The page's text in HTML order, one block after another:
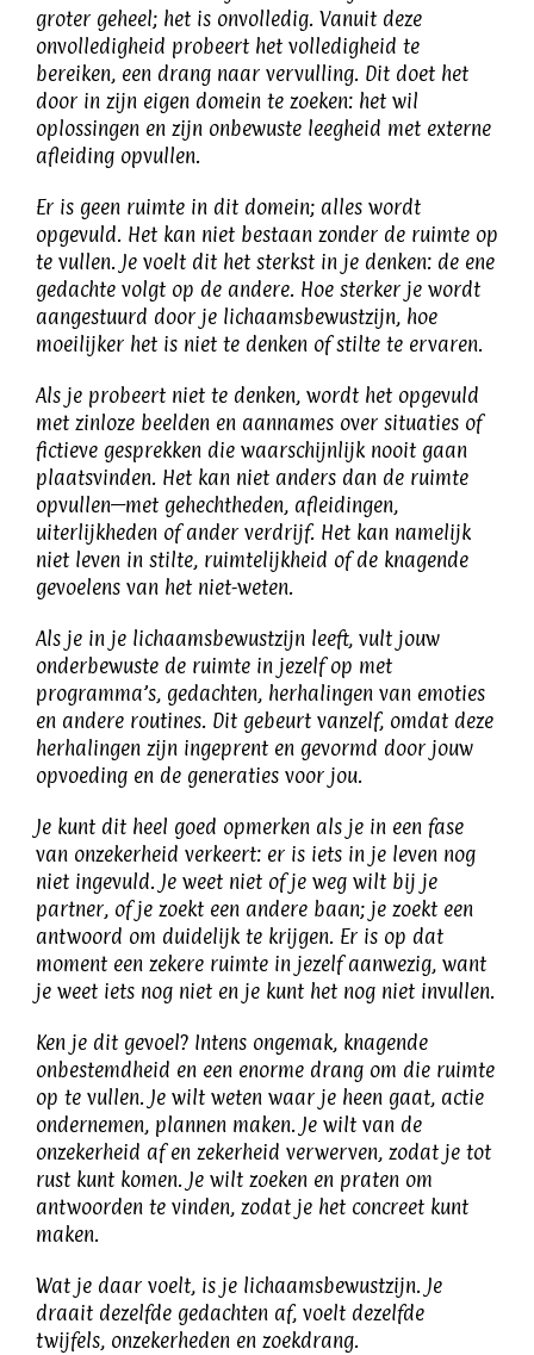
groter geheel; het is onvolledig. Vanuit deze
onvolledigheid probeert het volledigheid te
bereiken, een drang naar vervulling. Dit doet het
door in zijn eigen domein te zoeken: het wil
oplossingen en zijn onbewuste leegheid met externe
afleiding opvullen.
Er is geen ruimte in dit domein; alles wordt
opgevuld. Het kan niet bestaan zonder de ruimte op
te vullen. Je voelt dit het sterkst in je denken: de ene
gedachte volgt op de andere. Hoe sterker je wordt
aangestuurd door je lichaamsbewustzijn, hoe
moeilijker het is niet te denken of stilte te ervaren.
Als je probeert niet te denken, wordt het opgevuld
met zinloze beelden en aannames over situaties of
fictieve gesprekken die waarschijnlijk nooit gaan
plaatsvinden. Het kan niet anders dan de ruimte
opvullen—met gehechtheden, afleidingen,
uiterlijkheden of ander verdrijf. Het kan namelijk
niet leven in stilte, ruimtelijkheid of de knagende
gevoelens van het niet-weten.
Als je in je lichaamsbewustzijn leeft, vult jouw
onderbewuste de ruimte in jezelf op met
programma’s, gedachten, herhalingen van emoties
en andere routines. Dit gebeurt vanzelf, omdat deze
herhalingen zijn ingeprent en gevormd door jouw
opvoeding en de generaties voor jou.
Je kunt dit heel goed opmerken als je in een fase
van onzekerheid verkeert: er is iets in je leven nog
niet ingevuld. Je weet niet of je weg wilt bij je
partner, of je zoekt een andere baan; je zoekt een
antwoord om duidelijk te krijgen. Er is op dat
moment een zekere ruimte in jezelf aanwezig, want
je weet iets nog niet en je kunt het nog niet invullen.
Ken je dit gevoel? Intens ongemak, knagende
onbestemdheid en een enorme drang om die ruimte
op te vullen. Je wilt weten waar je heen gaat, actie
ondernemen, plannen maken. Je wilt van de
onzekerheid af en zekerheid verwerven, zodat je tot
rust kunt komen. Je wilt zoeken en praten om
antwoorden te vinden, zodat je het concreet kunt
maken.
Wat je daar voelt, is je lichaamsbewustzijn. Je
draait dezelfde gedachten af, voelt dezelfde
twijfels, onzekerheden en zoekdrang.